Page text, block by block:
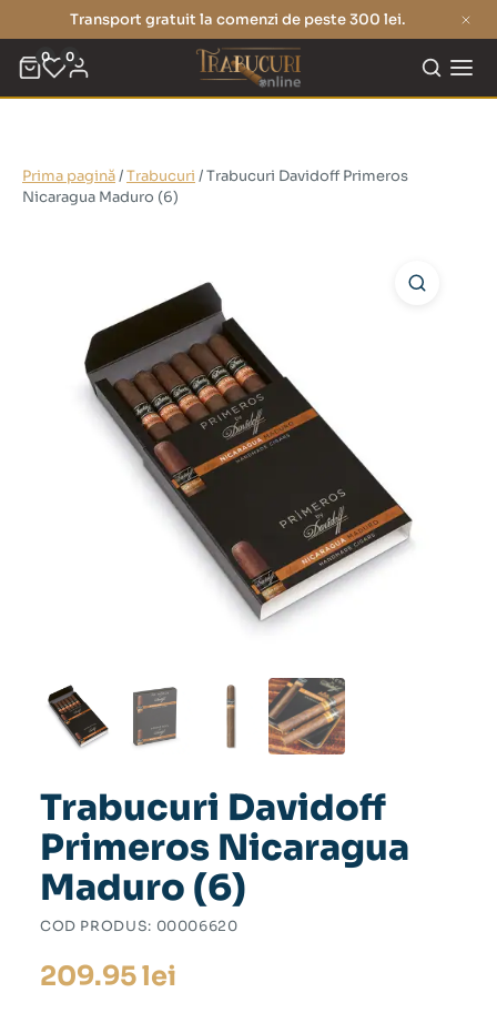
Transport gratuit la comenzi de peste 300 lei.
0 0
Prima pagină/Trabucuri / Trabucuri Davidoff Primeros
Nicaragua Maduro (6)
Trabucuri Davidoff
Primeros Nicaragua
Maduro (6)
COD PRODUS: 00006620
209.95lei